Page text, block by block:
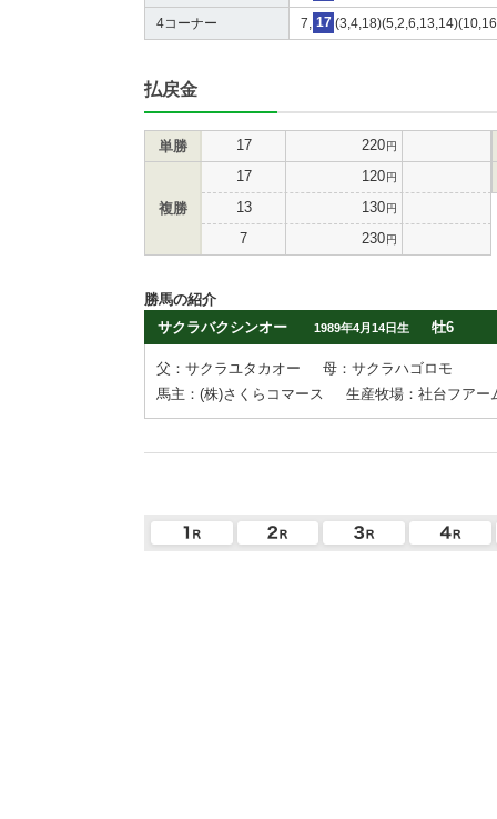
4コーナー 7, 17
払戻金
単勝 17 220円
複勝
17 120円
13 130円
7 230円
勝馬の紹介
サクラバクシンオー
1989年4月14日生 牡6
父：サクラユタカオー
母：サクラハゴロモ
馬主：(株)さくらコマース
生産牧場：社台フアー